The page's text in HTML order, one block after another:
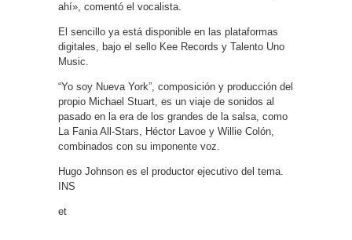
ahí», comentó el vocalista.
El sencillo ya está disponible en las plataformas
digitales, bajo el sello Kee Records y Talento Uno
Music.
“Yo soy Nueva York”, composición y producción del
propio Michael Stuart, es un viaje de sonidos al
pasado en la era de los grandes de la salsa, como
La Fania All-Stars, Héctor Lavoe y Willie Colón,
combinados con su imponente voz.
Hugo Johnson es el productor ejecutivo del tema.
INS
et